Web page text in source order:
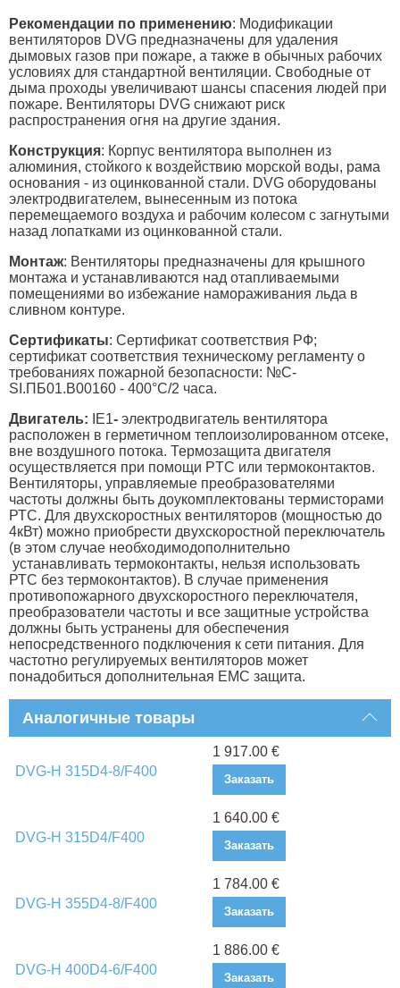
Рекомендации по применению: Модификации
вентиляторов DVG предназначены для удаления
дымовых газов при пожаре, а также в обычных рабочих
условиях для стандартной вентиляции. Свободные от
дыма проходы увеличивают шансы спасения людей при
пожаре. Вентиляторы DVG снижают риск
распространения огня на другие здания.
Конструкция: Корпус вентилятора выполнен из
алюминия, стойкого к воздействию морской воды, рама
основания - из оцинкованной стали. DVG оборудованы
электродвигателем, вынесенным из потока
перемещаемого воздуха и рабочим колесом с загнутыми
назад лопатками из оцинкованной стали.
Монтаж: Вентиляторы предназначены для крышного
монтажа и устанавливаются над отапливаемыми
помещениями во избежание намораживания льда в
сливном контуре.
Сертификаты: Сертификат соответствия РФ;
сертификат соответствия техническому регламенту о
требованиях пожарной безопасности: №С-
SI.ПБ01.В00160 - 400°С/2 часа.
Двигатель:
IE1- электродвигатель вентилятора
расположен в герметичном теплоизолированном отсеке,
вне воздушного потока. Термозащита двигателя
осуществляется при помощи PTC или термоконтактов.
Вентиляторы, управляемые преобразователями
частоты должны быть доукомплектованы термисторами
РТС. Для двухскоростных вентиляторов (мощностью до
4кВт) можно приобрести двухскоростной переключатель
(в этом случае необходимодополнительно
устанавливать термоконтакты, нельзя использовать
РТС без термоконтактов). В случае применения
противопожарного двухскоростного переключателя,
преобразователи частоты и все защитные устройства
должны быть устранены для обеспечения
непосредственного подключения к сети питания. Для
частотно регулируемых вентиляторов может
понадобиться дополнительная EMC защита.
Аналогичные товары
DVG-H 315D4-8/F400
1 917.00 €
Заказать
DVG-H 315D4/F400
1 640.00 €
Заказать
DVG-H 355D4-8/F400
1 784.00 €
Заказать
DVG-H 400D4-6/F400
1 886.00 €
Заказать